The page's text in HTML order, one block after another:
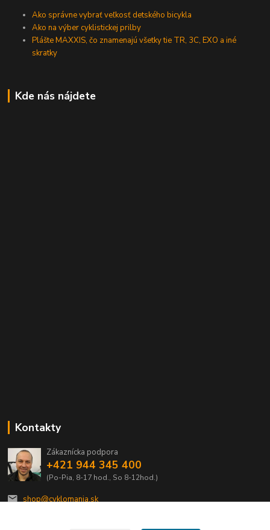
Ako správne vybrať veľkosť detského bicykla
Ako na výber cyklistickej prilby
Plášte MAXXIS, čo znamenajú všetky tie TR, 3C, EXO a iné
skratky
Kde nás nájdete
Kontakty
Zákaznícka podpora
+421 944 345 400
(Po-Pia, 8-17 hod., So 8-12hod.)
shop@cyklomania.sk